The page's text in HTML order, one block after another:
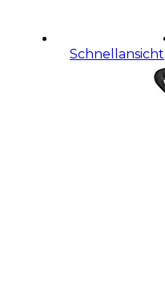
Schnellansicht